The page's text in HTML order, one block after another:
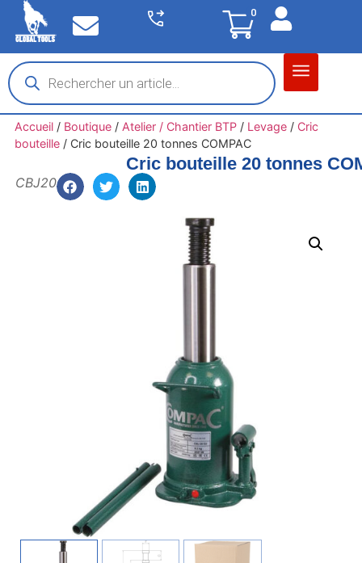
0
Accueil/ Boutique/ Atelier / Chantier BTP/ Levage/ Cric
bouteille/ Cric bouteille 20 tonnes COMPAC
Cric bouteille 20 tonnes
CBJ20